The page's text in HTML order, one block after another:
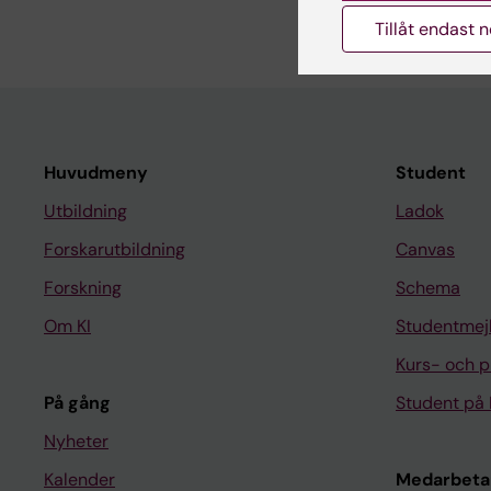
Sterner J; Engstrand
Huvudmeny
Utbildning
Forskarutbildning
Forskning
Om KI
På gång
Nyheter
Kalender
Student
Ladok
Canvas
Schema
Kurs- och
Student på
Tillåt endast